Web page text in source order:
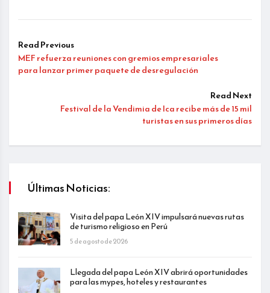
Read Previous
MEF refuerza reuniones con gremios empresariales
para lanzar primer paquete de desregulación
Read Next
Festival de la Vendimia de Ica recibe más de 15 mil
turistas en sus primeros días
Últimas Noticias:
Visita del papa León XIV impulsará nuevas rutas
de turismo religioso en Perú
5 de agosto de 2026
Llegada del papa León XIV abrirá oportunidades
para las mypes, hoteles y restaurantes